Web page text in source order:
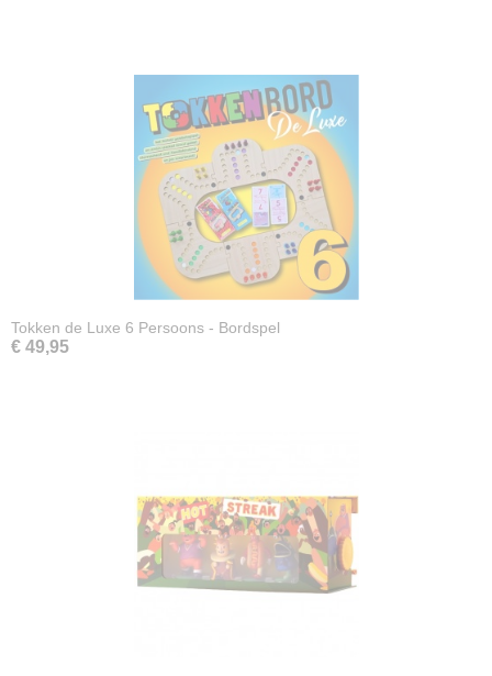
Tokken de Luxe 6 Persoons - Bordspel
€ 49,95